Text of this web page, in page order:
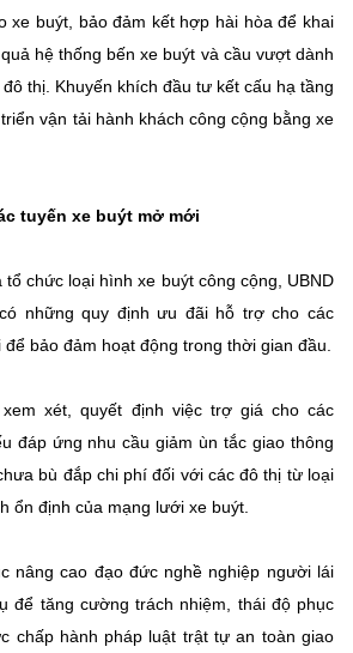
xe buýt, bảo đảm kết hợp hài hòa để khai
hệ thống bến xe buýt và cầu vượt dành
thị. Khuyến khích đầu tư kết cấu hạ tầng
vận tải hành khách công cộng bằng xe
tuyến xe buýt mở mới
chức loại hình xe buýt công cộng, UBND
những quy định ưu đãi hỗ trợ cho các
bảo đảm hoạt động trong thời gian đầu.
xét, quyết định việc trợ giá cho các
đáp ứng nhu cầu giảm ùn tắc giao thông
bù đắp chi phí đối với các đô thị từ loại
ổn định của mạng lưới xe buýt.
nâng cao đạo đức nghề nghiệp người lái
để tăng cường trách nhiệm, thái độ phục
chấp hành pháp luật trật tự an toàn giao